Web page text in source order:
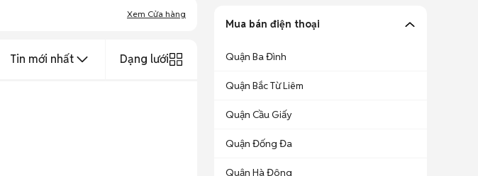
Xem Cửa hàng
Tin mới nhất Dạng lưới
Mua bán điện thoại
Quận Ba Đình
Quận Bắc Từ Liêm
Quận Cầu Giấy
Quận Đống Đa
Quận Hà Đông